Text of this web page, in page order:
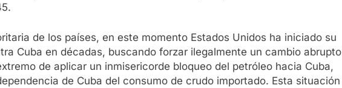
de los países, en este momento Estados Unidos ha iniciado su
Cuba en décadas, buscando forzar ilegalmente un cambio abrupto
de aplicar un inmisericorde bloqueo del petróleo hacia Cuba,
de Cuba del consumo de crudo importado. Esta situación